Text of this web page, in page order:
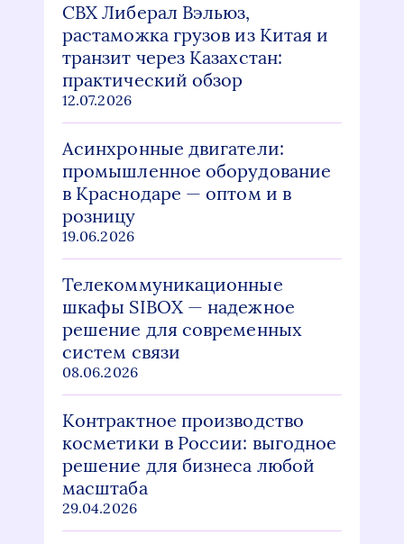
СВХ Либерал Вэльюз,
растаможка грузов из Китая и
транзит через Казахстан:
практический обзор
12.07.2026
Асинхронные двигатели:
промышленное оборудование
в Краснодаре — оптом и в
розницу
19.06.2026
Телекоммуникационные
шкафы SIBOX — надежное
решение для современных
систем связи
08.06.2026
Контрактное производство
косметики в России: выгодное
решение для бизнеса любой
масштаба
29.04.2026